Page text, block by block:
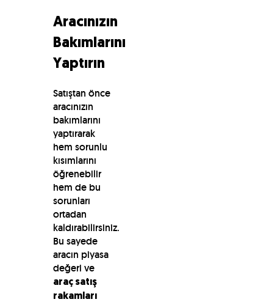
Aracınızın
Bakımlarını
Yaptırın
Satıştan önce
aracınızın
bakımlarını
yaptırarak
hem sorunlu
kısımlarını
öğrenebilir
hem de bu
sorunları
ortadan
kaldırabilirsiniz.
Bu sayede
aracın piyasa
değeri ve
araç satış
rakamları